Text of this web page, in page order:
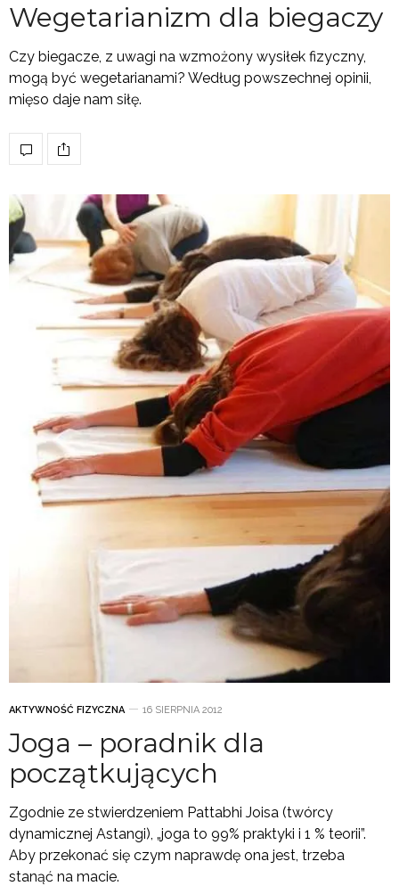
Wegetarianizm dla biegaczy
Czy biegacze, z uwagi na wzmożony wysiłek fizyczny,
mogą być wegetarianami? Według powszechnej opinii,
mięso daje nam siłę.
AKTYWNOŚĆ FIZYCZNA 16 SIERPNIA 2012
Joga – poradnik dla
początkujących
Zgodnie ze stwierdzeniem Pattabhi Joisa (twórcy
dynamicznej Astangi), „joga to 99% praktyki i 1 % teorii”.
Aby przekonać się czym naprawdę ona jest, trzeba
stanąć na macie.